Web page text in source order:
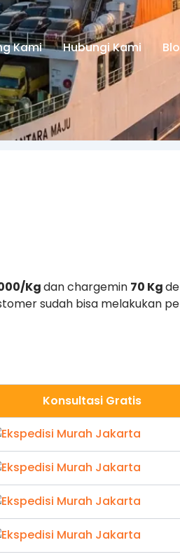
Kami Hubungi Kami
Kgdan chargemin 70 Kg
sudah bisa melakukan
Konsultasi Gratis